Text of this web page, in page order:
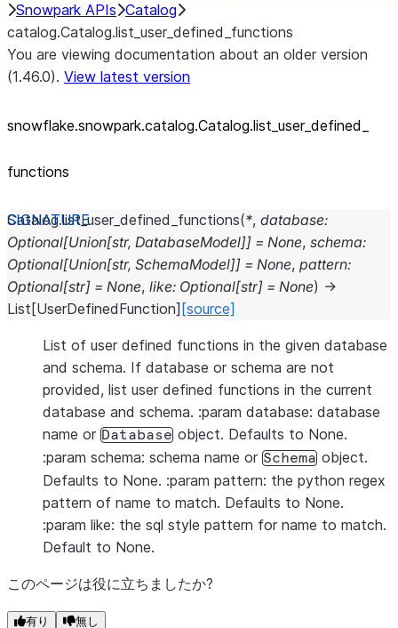
Snowpark APIs Catalog
catalog.Catalog.list_user_defined_functions
You are viewing documentation about an older version
(1.46.0). View latest version
snowflake.snowpark.catalog.Catalog.list_ user_ defined_
functions
Catalog.list_user_defined_functions(*, database:
Optional[Union[str, DatabaseModel]] = None, schema:
Optional[Union[str, SchemaModel]] = None, pattern:
Optional[str] = None, like: Optional[str] = None) →
List [UserDefinedFunction] [source]
List of user defined functions in the given database
and schema. If database or schema are not
provided, list user defined functions in the current
database and schema. :param database: database
name or Database object. Defaults to None.
:param schema: schema name or Schema object.
Defaults to None. :param pattern: the python regex
pattern of name to match. Defaults to None.
:param like: the sql style pattern for name to match.
Default to None.
このページは役に立ちましたか?
有り 無し